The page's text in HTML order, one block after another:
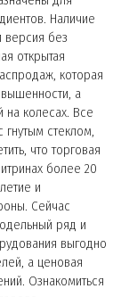
Наличие
версия без
открытая
которая
а
на колесах. Все
гнутым стеклом,
что торговая
более 20
и
Сейчас
ряд и
выгодно
а ценовая
Ознакомиться